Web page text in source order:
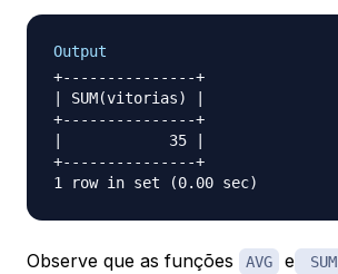
Output
+---------------+
| SUM(vitorias) |
+---------------+
|            35 |
+---------------+
Observe que as funções AVG e SUM